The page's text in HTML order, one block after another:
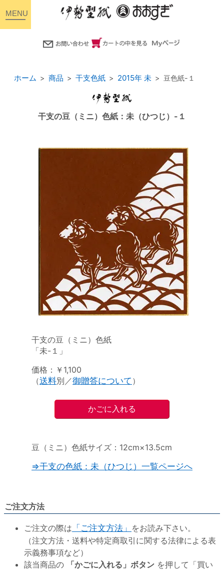
ホーム 商品 干支色紙 2015年 未 豆色紙-１
干支の豆（ミニ）色紙：未（ひつじ）-１
干支の豆（ミニ）色紙
「未-１」
価格：￥1,100
（送料別／御贈答について ）
豆（ミニ）色紙サイズ：12cm×13.5cm
⇒干支の色紙：未（ひつじ）一覧ページへ
ご注文方法
ご注文の際は 「ご注文方法」 をお読み下さい。
（注文方法・送料や特定商取引に関する法律による表
示義務事項など）
該当商品の
「かごに入れる」ボタン を押して「買い
toggle
navigation